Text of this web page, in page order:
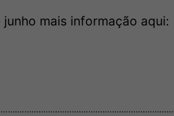
mais informação aqui: